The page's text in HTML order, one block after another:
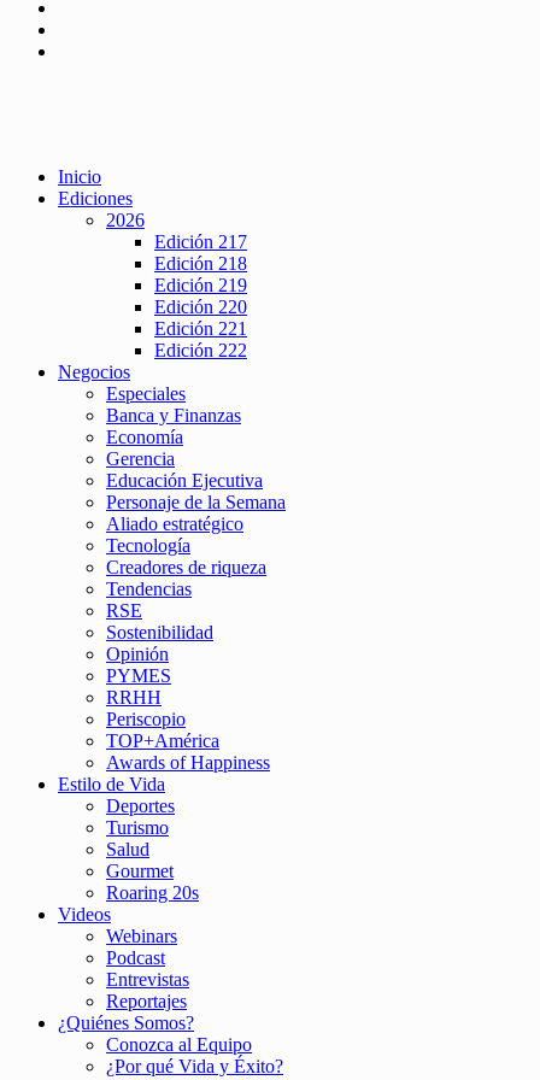
Inicio
Ediciones
2026
Edición 217
Edición 218
Edición 219
Edición 220
Edición 221
Edición 222
Negocios
Especiales
Banca y Finanzas
Economía
Gerencia
Educación Ejecutiva
Personaje de la Semana
Aliado estratégico
Tecnología
Creadores de riqueza
Tendencias
RSE
Sostenibilidad
Opinión
PYMES
RRHH
Periscopio
TOP+América
Awards of Happiness
Estilo de Vida
Deportes
Turismo
Salud
Gourmet
Roaring 20s
Videos
Webinars
Podcast
Entrevistas
Reportajes
¿Quiénes Somos?
Conozca al Equipo
¿Por qué Vida y Éxito?